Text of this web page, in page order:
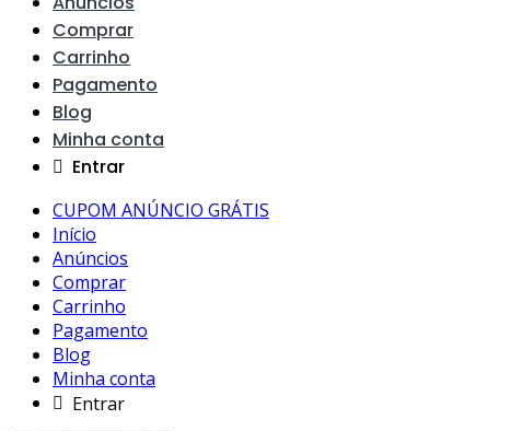
Comprar
Carrinho
Pagamento
Blog
Minha conta
Entrar
CUPOM ANÚNCIO GRÁTIS
Início
Anúncios
Comprar
Carrinho
Pagamento
Blog
Minha conta
Entrar